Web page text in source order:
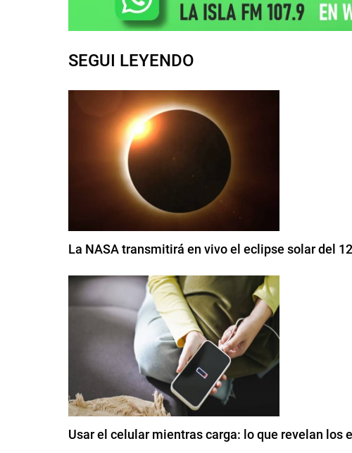
SEGUI LEYENDO
La NASA transmitirá en vivo el eclipse solar del
Usar el celular mientras carga: lo que revelan los